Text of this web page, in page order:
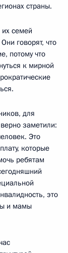
страны.
семей
говорят, что
потому что
к мирной
для
заметили:
Это
которые
ребятам
это
и мамы